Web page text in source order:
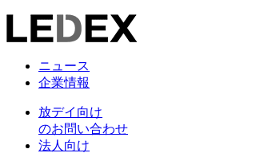
ニュース
企業情報
放デイ向け
のお問い合わせ
法人向け